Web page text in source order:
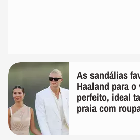
As sandálias
Haaland para
perfeito, ideal
praia com